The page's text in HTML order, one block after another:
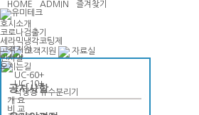
HOME ADMIN 즐겨찾기
호시소개
코로나검출기
세라믹냉각코팅제
고객지원
인사말
오시는길
UC-60+
UC-10+
식당용 유수분리기
개 요
비 교
고객지원 자료실
공지사항